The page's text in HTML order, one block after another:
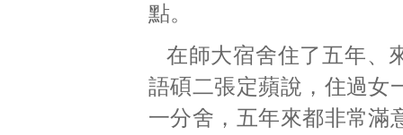
點。
在師大宿舍住了五年、
語碩二張定蘋說，住過女
一分舍，五年來都非常滿